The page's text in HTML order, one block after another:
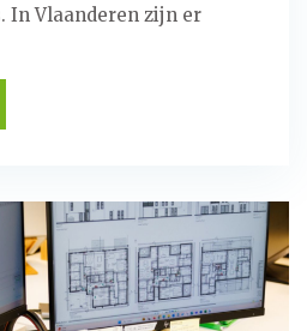
In Vlaanderen zijn er